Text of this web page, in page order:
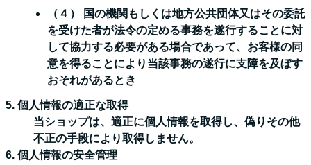
（４） 国の機関もしくは地方公共団体又はその委託
を受けた者が法令の定める事務を遂行することに対
して協力する必要がある場合であって、お客様の同
意を得ることにより当該事務の遂行に支障を及ぼす
おそれがあるとき
5. 個人情報の適正な取得
当ショップは、適正に個人情報を取得し、偽りその他
不正の手段により取得しません。
6. 個人情報の安全管理